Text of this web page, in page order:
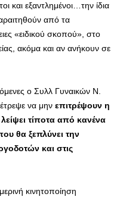
και εξαντλημένοι…την ίδια
από τα
«ειδικού σκοπού», στο
ακόμα και αν ανήκουν σε
ο Συλλ Γυναικών Ν.
να μην επιτρέψουν η
τίποτα από κανένα
θα ξεπλύνει την
και στις
κινητοποίηση